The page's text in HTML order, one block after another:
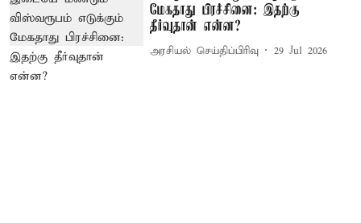
மேகதாது பிரச்சினை: இதற்கு
தீர்வுதான் என்ன?
அரசியல் செய்திப்பிரிவு 29 Jul 2026